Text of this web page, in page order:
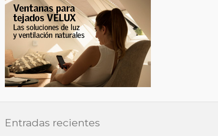
Entradas recientes